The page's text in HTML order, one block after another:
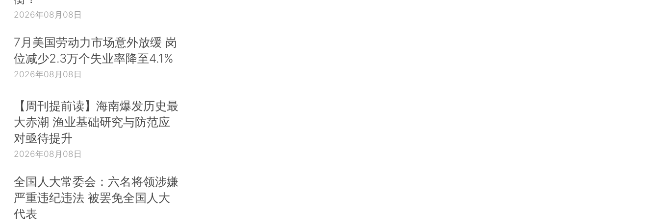
2026年08月08日
7月美国劳动力市场意外放缓 岗
位减少2.3万个失业率降至4.1%
2026年08月08日
【周刊提前读】海南爆发历史最
大赤潮 渔业基础研究与防范应
对亟待提升
2026年08月08日
全国人大常委会：六名将领涉嫌
严重违纪违法 被罢免全国人大
代表